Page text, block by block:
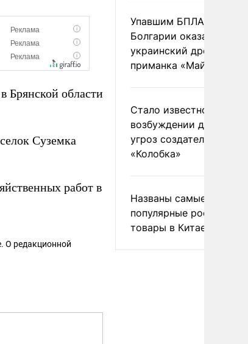
Брянской области
Суземка
работ в
О редакционной
Упавшим БПЛА в
Болгарии оказался
украинский дрон-
приманка «Майя»
Стало известно о
возбуждении дела из-
угроз создателям
«Колобка»
Названы самые
популярные российские
товары в Китае